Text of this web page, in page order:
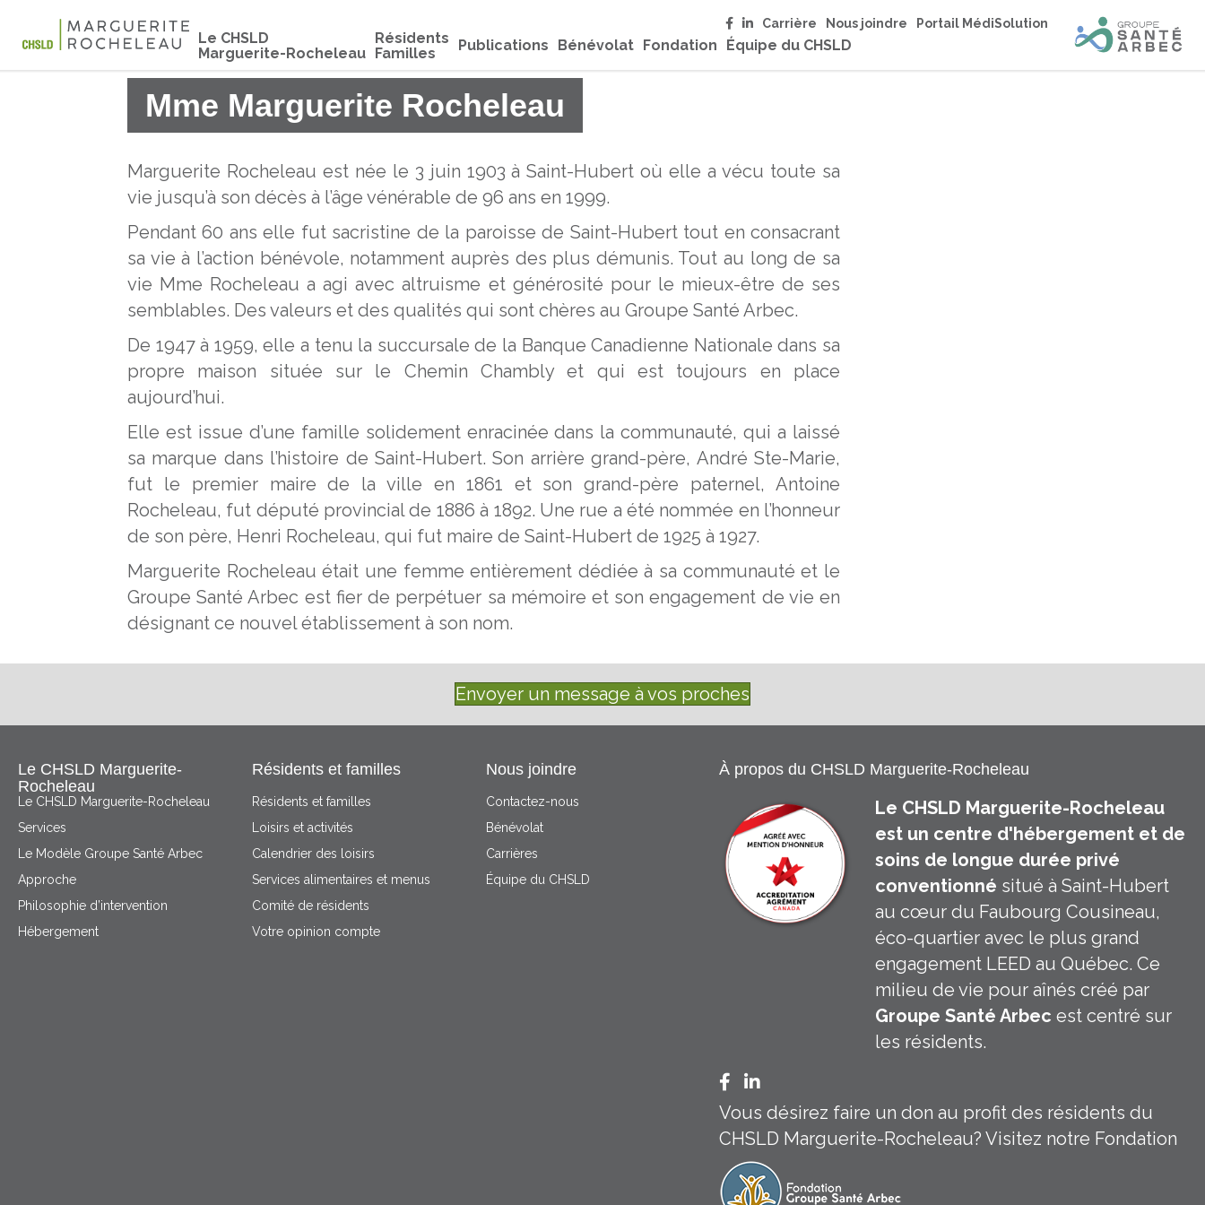
Carrière Nous joindre Portail MédiSolution
Le CHSLD
Marguerite-Rocheleau
Résidents
Familles
Publications Bénévolat Fondation Équipe du CHSLD
Mme Marguerite Rocheleau
Marguerite Rocheleau est née le 3 juin 1903 à Saint-Hubert où elle a vécu toute sa
vie jusqu’à son décès à l’âge vénérable de 96 ans en 1999.
Pendant 60 ans elle fut sacristine de la paroisse de Saint-Hubert tout en consacrant
sa vie à l’action bénévole, notamment auprès des plus démunis. Tout au long de sa
vie Mme Rocheleau a agi avec altruisme et générosité pour le mieux-être de ses
semblables. Des valeurs et des qualités qui sont chères au Groupe Santé Arbec.
De 1947 à 1959, elle a tenu la succursale de la Banque Canadienne Nationale dans sa
propre maison située sur le Chemin Chambly et qui est toujours en place
aujourd’hui.
Elle est issue d’une famille solidement enracinée dans la communauté, qui a laissé
sa marque dans l’histoire de Saint-Hubert. Son arrière grand-père, André Ste-Marie,
fut le premier maire de la ville en 1861 et son grand-père paternel, Antoine
Rocheleau, fut député provincial de 1886 à 1892. Une rue a été nommée en l’honneur
de son père, Henri Rocheleau, qui fut maire de Saint-Hubert de 1925 à 1927.
Marguerite Rocheleau était une femme entièrement dédiée à sa communauté et le
Groupe Santé Arbec est fier de perpétuer sa mémoire et son engagement de vie en
désignant ce nouvel établissement à son nom.
Envoyer un message à vos proches
Le CHSLD Marguerite-
Rocheleau
Résidents et familles Nous joindre À propos du CHSLD Marguerite-Rocheleau
Le CHSLD Marguerite-Rocheleau
Services
Le Modèle Groupe Santé Arbec
Approche
Philosophie d’intervention
Hébergement
Résidents et familles
Loisirs et activités
Calendrier des loisirs
Services alimentaires et menus
Comité de résidents
Votre opinion compte
Contactez-nous
Bénévolat
Carrières
Équipe du CHSLD
Le CHSLD Marguerite-Rocheleau
est un centre d'hébergement et de
soins de longue durée privé
conventionné situé à Saint-Hubert
au cœur du Faubourg Cousineau,
éco-quartier avec le plus grand
engagement LEED au Québec. Ce
milieu de vie pour aînés créé par
Groupe Santé Arbec est centré sur
les résidents.
Facebook CHSLD Michèle Bohec
LinkedIn Groupe Santé Arbec
Vous désirez faire un don au profit des résidents du
CHSLD Marguerite-Rocheleau? Visitez notre Fondation